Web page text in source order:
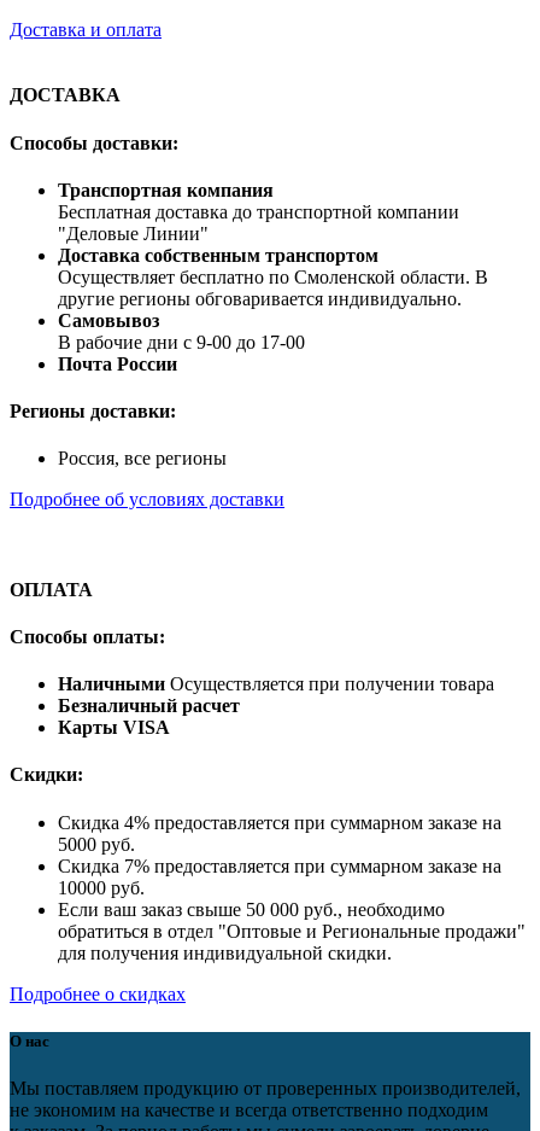
Доставка и оплата
ДОСТАВКА
Способы доставки:
Транспортная компания
Бесплатная доставка до транспортной компании
"Деловые Линии"
Доставка собственным транспортом
Осуществляет бесплатно по Смоленской области. В
другие регионы обговаривается индивидуально.
Самовывоз
В рабочие дни с 9-00 до 17-00
Почта России
Регионы доставки:
Россия, все регионы
Подробнее об условиях доставки
ОПЛАТА
Способы оплаты:
Наличными Осуществляется при получении товара
Безналичный расчет
Карты VISA
Скидки:
Скидка 4% предоставляется при суммарном заказе на
5000 руб.
Скидка 7% предоставляется при суммарном заказе на
10000 руб.
Если ваш заказ свыше 50 000 руб., необходимо
обратиться в отдел "Оптовые и Региональные продажи"
для получения индивидуальной скидки.
Подробнее о скидках
О нас
Мы поставляем продукцию от проверенных производителей,
не экономим на качестве и всегда ответственно подходим